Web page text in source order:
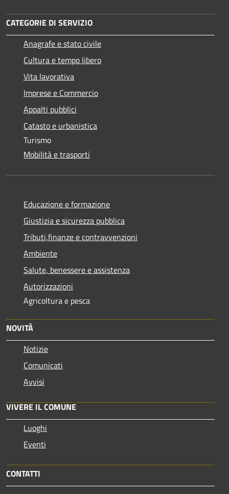
CATEGORIE DI SERVIZIO
Anagrafe e stato civile
Cultura e tempo libero
Vita lavorativa
Imprese e Commercio
Appalti pubblici
Catasto e urbanistica
Turismo
Mobilità e trasporti
Educazione e formazione
Giustizia e sicurezza pubblica
Tributi,finanze e contravvenzioni
Ambiente
Salute, benessere e assistenza
Autorizzazioni
Agricoltura e pesca
NOVITÀ
Notizie
Comunicati
Avvisi
VIVERE IL COMUNE
Luoghi
Eventi
CONTATTI